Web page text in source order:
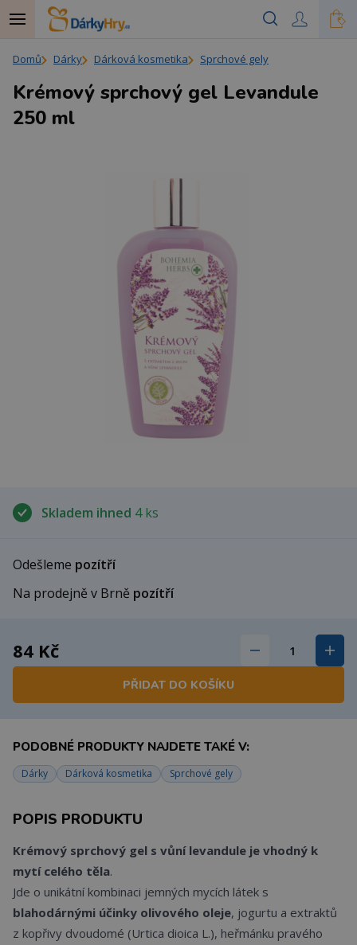
Domů Dárky Dárková kosmetika Sprchové gely
Skladem ihned 4 ks
Odešleme pozítří
Na prodejně v Brně pozítří
84 Kč
PŘIDAT DO KOŠÍKU
PODOBNÉ PRODUKTY NAJDETE TAKÉ V:
Dárky Dárková kosmetika Sprchové gely
Krémový sprchový gel Levandule
250 ml
POPIS PRODUKTU
Krémový sprchový gel s vůní levandule je vhodný k
mytí celého těla.
Jde o unikátní kombinaci jemných mycích látek s
blahodárnými účinky olivového oleje, jogurtu a extraktů
z kopřivy dvoudomé (Urtica dioica L.), heřmánku pravého